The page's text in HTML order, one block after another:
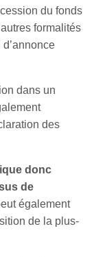
du fonds
formalités
dans un
des
donc
de
également
de la plus-